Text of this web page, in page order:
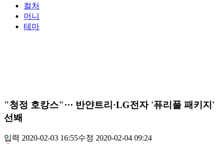
컬처
머니
테마
"청정 호캉스"··· 반얀트리·LG전자 '퓨리풀 패키지'
선봬
입력 2020-02-03 16:55수정 2020-02-04 09:24